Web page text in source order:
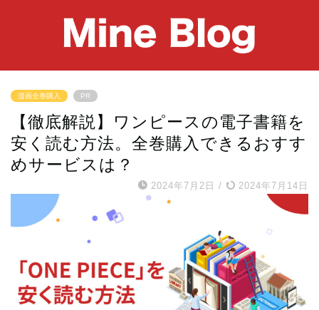
漫画全巻購入 PR
【徹底解説】ワンピースの電子書籍を
安く読む方法。全巻購入できるおすす
めサービスは？
2024年7月2日 / 2024年7月14日